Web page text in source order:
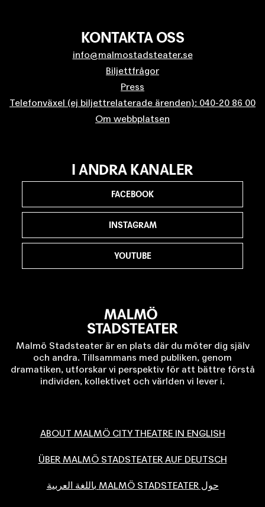
KONTAKTA OSS
info@malmostadsteater.se
Biljettfrågor
Press
Telefonväxel (ej biljettrelaterade ärenden): 040-20 86 00
Om webbplatsen
Malmö Stadsteater är en plats där du möter dig själv
och andra. Tillsammans med publiken, genom
dramatiken, utforskar vi perspektiv för att bättre förstå
individen, kollektivet och världen vi lever i.
ABOUT MALMÖ CITY THEATRE IN ENGLISH
ÜBER MALMÖ STADSTEATER AUF DEUTSCH
حول MALMÖ STADSTEATER باللغة العربية
I ANDRA KANALER
FACEBOOK
INSTAGRAM
YOUTUBE